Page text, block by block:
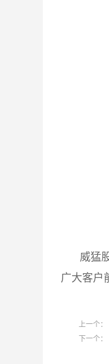
威猛
广大客户
上一个：
下一个：